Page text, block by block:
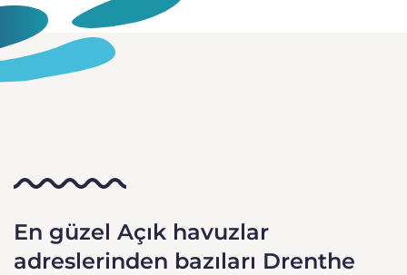
En güzel Açık havuzlar
adreslerinden bazıları Drenthe